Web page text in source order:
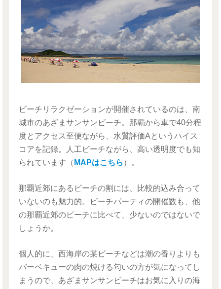
ビーチリラクゼーションが開催されているのは、南
城市のあざまサンサンビーチ。那覇から車で40分程
度とアクセス至便ながら、水質評価Aというハイス
コアを記録。人工ビーチながら、高い透明度でも知
られています（ MAPはこちら ）。
那覇近郊にあるビーチの割には、比較的込み合って
いないのも魅力的。ビーチパーティの開催数も、他
の那覇近郊のビーチに比べて、少ないのではないで
しょうか。
個人的に、西海岸の某ビーチなどは潮の香りよりも
バーベキューの肉の焼ける匂いの方が気になってし
まうので、あざまサンサンビーチはお気に入りの海